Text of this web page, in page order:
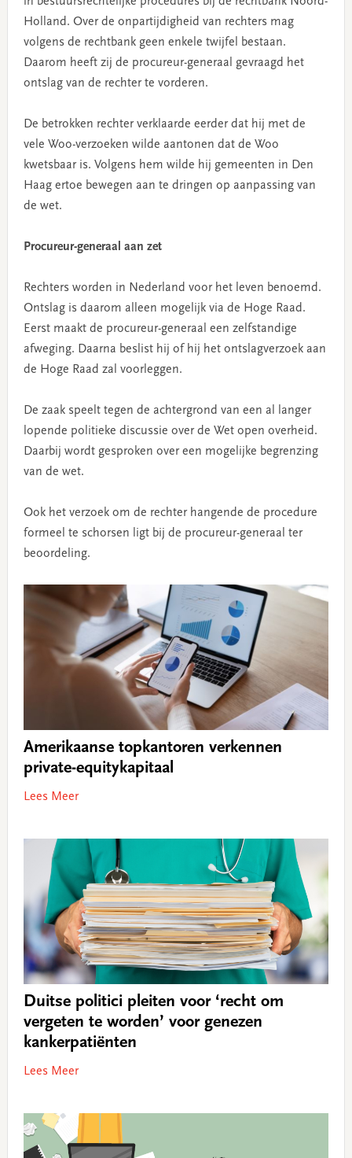
Holland. Over de onpartijdigheid van rechters mag
volgens de rechtbank geen enkele twijfel bestaan.
Daarom heeft zij de procureur-generaal gevraagd het
ontslag van de rechter te vorderen.
De betrokken rechter verklaarde eerder dat hij met de
vele Woo-verzoeken wilde aantonen dat de Woo
kwetsbaar is. Volgens hem wilde hij gemeenten in Den
Haag ertoe bewegen aan te dringen op aanpassing van
de wet.
Procureur-generaal aan zet
Rechters worden in Nederland voor het leven benoemd.
Ontslag is daarom alleen mogelijk via de Hoge Raad.
Eerst maakt de procureur-generaal een zelfstandige
afweging. Daarna beslist hij of hij het ontslagverzoek aan
de Hoge Raad zal voorleggen.
De zaak speelt tegen de achtergrond van een al langer
lopende politieke discussie over de Wet open overheid.
Daarbij wordt gesproken over een mogelijke begrenzing
van de wet.
Ook het verzoek om de rechter hangende de procedure
formeel te schorsen ligt bij de procureur-generaal ter
beoordeling.
Amerikaanse topkantoren verkennen
private-equitykapitaal
Lees Meer
Duitse politici pleiten voor ‘recht om
vergeten te worden’ voor genezen
kankerpatiënten
Lees Meer